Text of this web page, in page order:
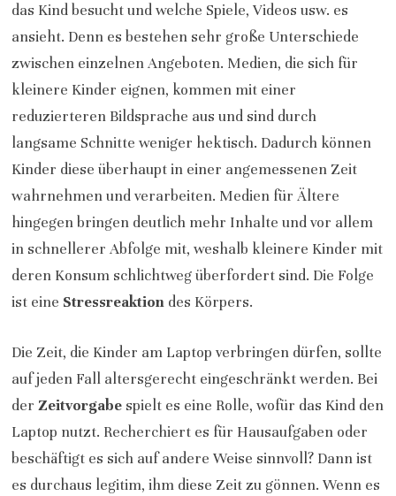
das Kind besucht und welche Spiele, Videos usw. es
ansieht. Denn es bestehen sehr große Unterschiede
zwischen einzelnen Angeboten. Medien, die sich für
kleinere Kinder eignen, kommen mit einer
reduzierteren Bildsprache aus und sind durch
langsame Schnitte weniger hektisch. Dadurch können
Kinder diese überhaupt in einer angemessenen Zeit
wahrnehmen und verarbeiten. Medien für Ältere
hingegen bringen deutlich mehr Inhalte und vor allem
in schnellerer Abfolge mit, weshalb kleinere Kinder mit
deren Konsum schlichtweg überfordert sind. Die Folge
ist eine Stressreaktiondes Körpers.
Die Zeit, die Kinder am Laptop verbringen dürfen, sollte
auf jeden Fall altersgerecht eingeschränkt werden. Bei
der Zeitvorgabespielt es eine Rolle, wofür das Kind den
Laptop nutzt. Recherchiert es für Hausaufgaben oder
beschäftigt es sich auf andere Weise sinnvoll? Dann ist
es durchaus legitim, ihm diese Zeit zu gönnen. Wenn es